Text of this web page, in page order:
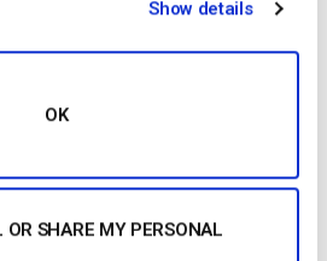
Show details
OK
OR SHARE MY PERSONAL